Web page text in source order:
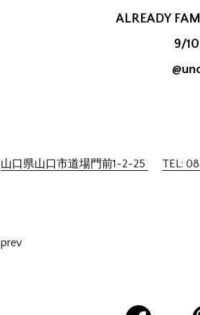
ALREADY
9/
山口県山口市道場門前1-2-25 TEL:
prev